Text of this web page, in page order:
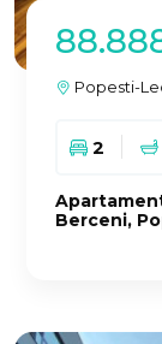
Popesti-
2
Berceni,